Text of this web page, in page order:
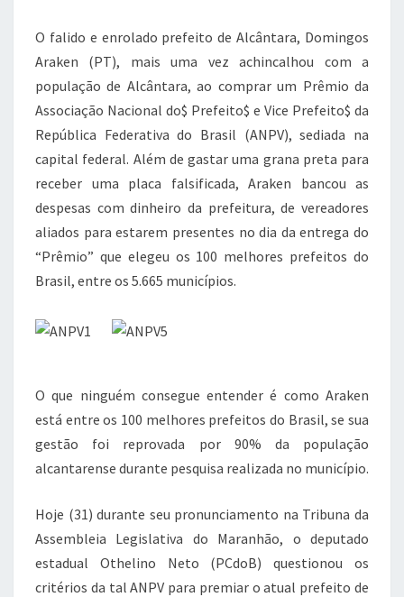
c
e
b
o
o
k
it
te
r
at
s
A
p
p
e
gr
a
m
O falido e enrolado prefeito de Alcântara, Domingos
Araken (PT), mais uma vez achincalhou com a
população de Alcântara, ao comprar um Prêmio da
Associação Nacional do$ Prefeito$ e Vice Prefeito$ da
República Federativa do Brasil (ANPV), sediada na
capital federal. Além de gastar uma grana preta para
receber uma placa falsificada, Araken bancou as
despesas com dinheiro da prefeitura, de vereadores
aliados para estarem presentes no dia da entrega do
“Prêmio” que elegeu os 100 melhores prefeitos do
Brasil, entre os 5.665 municípios.
O que ninguém consegue entender é como Araken
está entre os 100 melhores prefeitos do Brasil, se sua
gestão foi reprovada por 90% da população
alcantarense durante pesquisa realizada no município.
Hoje (31) durante seu pronunciamento na Tribuna da
Assembleia Legislativa do Maranhão, o deputado
estadual Othelino Neto (PCdoB) questionou os
critérios da tal ANPV para premiar o atual prefeito de